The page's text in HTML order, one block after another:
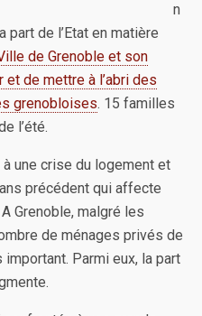
n
de l’Etat en matière
de Grenoble et son
et de mettre à l’abri des
grenobloises. 15 familles
l’été.
une crise du logement et
précédent qui affecte
Grenoble, malgré les
de ménages privés de
Parmi eux, la part